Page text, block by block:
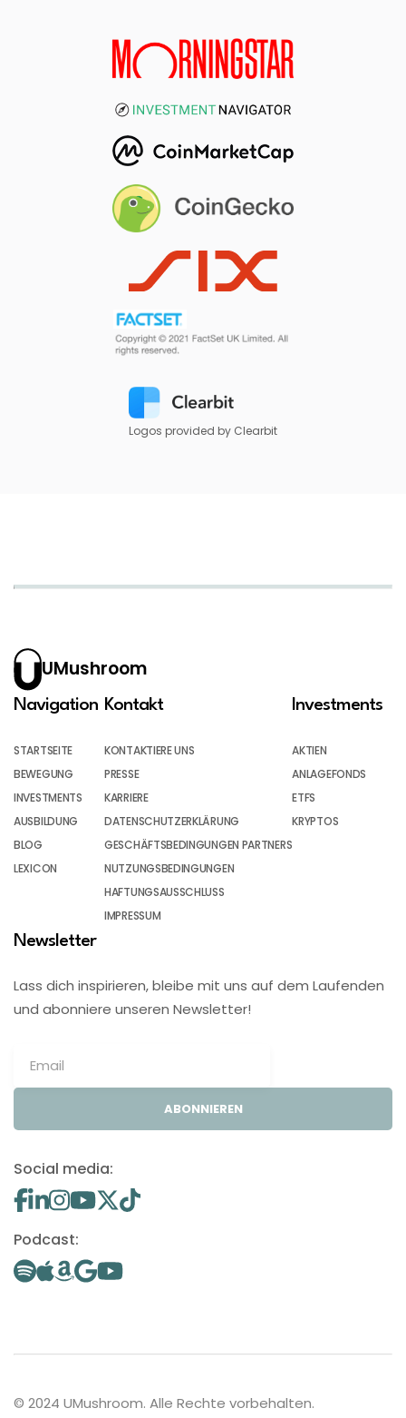
Logos provided by Clearbit
UMushroom
Navigation
STARTSEITE
BEWEGUNG
INVESTMENTS
AUSBILDUNG
BLOG
LEXICON
Kontakt
KONTAKTIERE UNS
PRESSE
KARRIERE
DATENSCHUTZERKLÄRUNG
GESCHÄFTSBEDINGUNGEN PARTNERS
NUTZUNGSBEDINGUNGEN
HAFTUNGSAUSSCHLUSS
IMPRESSUM
Investments
AKTIEN
ANLAGEFONDS
ETFS
KRYPTOS
Newsletter
Lass dich inspirieren, bleibe mit uns auf dem Laufenden
und abonniere unseren Newsletter!
ABONNIEREN
Social media:
Podcast:
© 2024 UMushroom. Alle Rechte vorbehalten.